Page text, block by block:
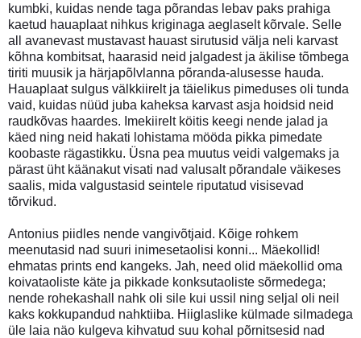
kumbki, kuidas nende taga põrandas lebav paks prahiga
kaetud hauaplaat nihkus kriginaga aeglaselt kõrvale. Selle
all avanevast mustavast hauast sirutusid välja neli karvast
kõhna kombitsat, haarasid neid jalgadest ja äkilise tõmbega
tiriti muusik ja härjapõlvlanna põranda-alusesse hauda.
Hauaplaat sulgus välkkiirelt ja täielikus pimeduses oli tunda
vaid, kuidas nüüd juba kaheksa karvast asja hoidsid neid
raudkõvas haardes. Imekiirelt köitis keegi nende jalad ja
käed ning neid hakati lohistama mööda pikka pimedate
koobaste rägastikku. Üsna pea muutus veidi valgemaks ja
pärast üht käänakut visati nad valusalt põrandale väikeses
saalis, mida valgustasid seintele riputatud visisevad
tõrvikud.
Antonius piidles nende vangivõtjaid. Kõige rohkem
meenutasid nad suuri inimesetaolisi konni... Mäekollid!
ehmatas prints end kangeks. Jah, need olid mäekollid oma
koivataoliste käte ja pikkade konksutaoliste sõrmedega;
nende rohekashall nahk oli sile kui ussil ning seljal oli neil
kaks kokkupandud nahktiiba. Hiiglaslike külmade silmadega
üle laia näo kulgeva kihvatud suu kohal põrnitsesid nad